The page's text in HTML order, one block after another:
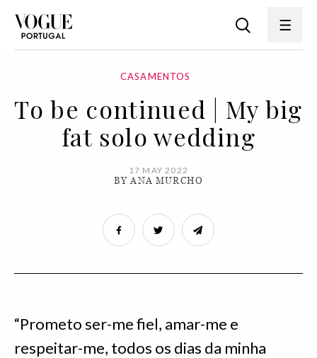
CASAMENTOS
To be continued | My big
fat solo wedding
17 MAY 2022
BY ANA MURCHO
“Prometo ser-me fiel, amar-me e
respeitar-me, todos os dias da minha